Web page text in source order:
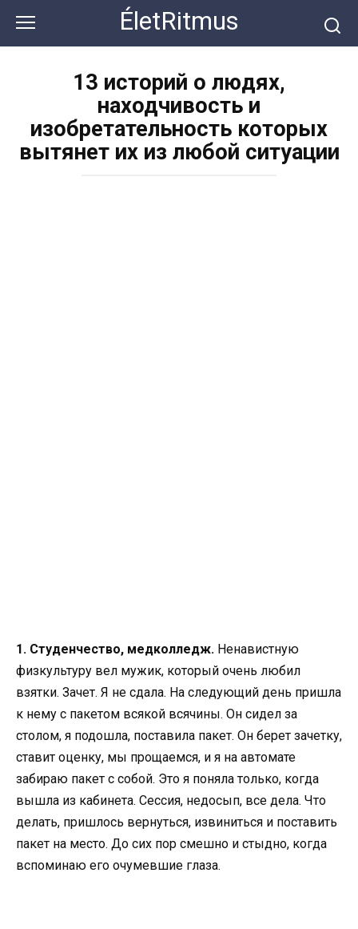
контенту
ÉletRitmus
13 историй о людях,
находчивость и
изобретательность которых
вытянет их из любой ситуации
1. Студенчество, медколледж. Ненавистную
физкультуру вел мужик, который очень любил
взятки. Зачет. Я не сдала. На следующий день пришла
к нему с пакетом всякой всячины. Он сидел за
столом, я подошла, поставила пакет. Он берет зачетку,
ставит оценку, мы прощаемся, и я на автомате
забираю пакет с собой. Это я поняла только, когда
вышла из кабинета. Сессия, недосып, все дела. Что
делать, пришлось вернуться, извиниться и поставить
пакет на место. До сих пор смешно и стыдно, когда
вспоминаю его очумевшие глаза.